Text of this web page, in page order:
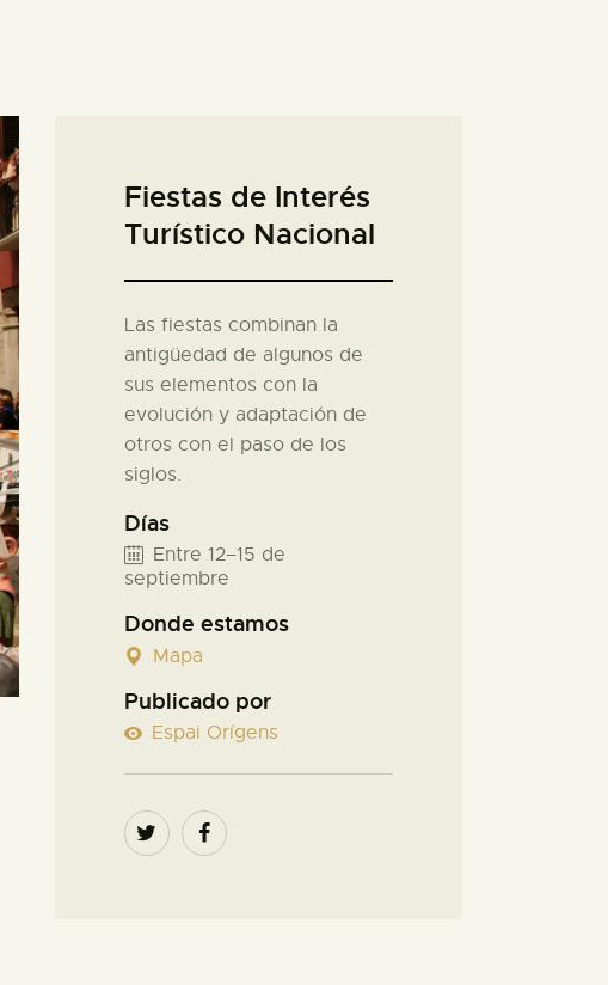
Fiestas de Interés
Turístico Nacional
Las fiestas combinan la
antigüedad de algunos de
sus elementos con la
evolución y adaptación de
otros con el paso de los
siglos.
Días
Entre 12–15 de
septiembre
Donde estamos
Mapa
Publicado por
Espai Orígens